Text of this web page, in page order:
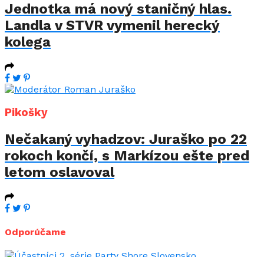
Jednotka má nový staničný hlas.
Landla v STVR vymenil herecký
kolega
Pikošky
Nečakaný vyhadzov: Juraško po 22
rokoch končí, s Markízou ešte pred
letom oslavoval
Odporúčame